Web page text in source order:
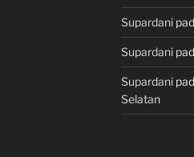
Supardani
Supardani
Supardani
Selatan